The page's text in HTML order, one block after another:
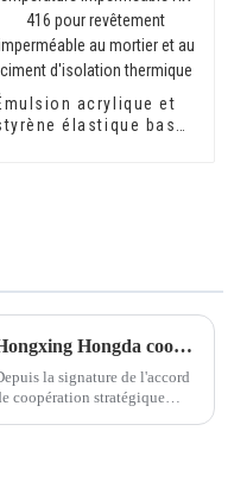
acrylique et
élastique basse
Hongxing Hongda coopère avec Keshun Waterproof Technology Co., Ltd pour apporter un nouvel avenir à l'industrie
la signature de l'accord
coopération stratégique